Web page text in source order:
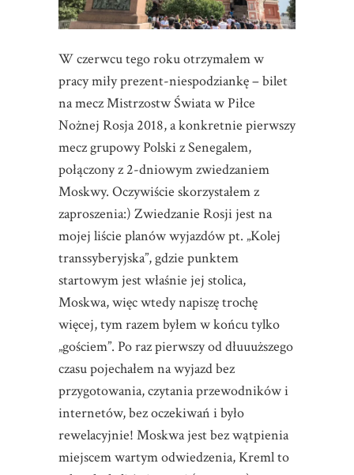
W czerwcu tego roku otrzymałem w
pracy miły prezent-niespodziankę – bilet
na mecz Mistrzostw Świata w Piłce
Nożnej Rosja 2018, a konkretnie pierwszy
mecz grupowy Polski z Senegalem,
połączony z 2-dniowym zwiedzaniem
Moskwy. Oczywiście skorzystałem z
zaproszenia:) Zwiedzanie Rosji jest na
mojej liście planów wyjazdów pt. „Kolej
transsyberyjska”, gdzie punktem
startowym jest właśnie jej stolica,
Moskwa, więc wtedy napiszę trochę
więcej, tym razem byłem w końcu tylko
„gościem”. Po raz pierwszy od dłuuuższego
czasu pojechałem na wyjazd bez
przygotowania, czytania przewodników i
internetów, bez oczekiwań i było
rewelacyjnie! Moskwa jest bez wątpienia
miejscem wartym odwiedzenia, Kreml to